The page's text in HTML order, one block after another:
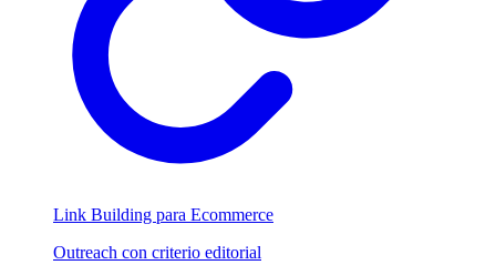
Link Building para Ecommerce
Outreach con criterio editorial